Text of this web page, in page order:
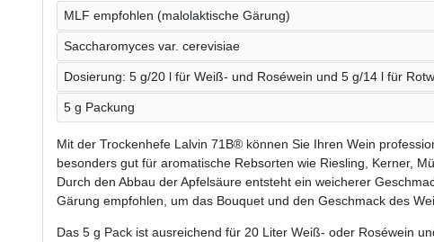
MLF empfohlen (malolaktische Gärung)
Saccharomyces var. cerevisiae
Dosierung: 5 g/20 l für Weiß- und Roséwein und 5 g/14 l für
5 g Packung
Mit der Trockenhefe Lalvin 71B® können Sie Ihren Wein
besonders gut für aromatische Rebsorten wie Riesling, Kerner,
Durch den Abbau der Apfelsäure entsteht ein weicherer
Gärung empfohlen, um das Bouquet und den Geschmack des
Das 5 g Pack ist ausreichend für 20 Liter Weiß- oder Roséwein